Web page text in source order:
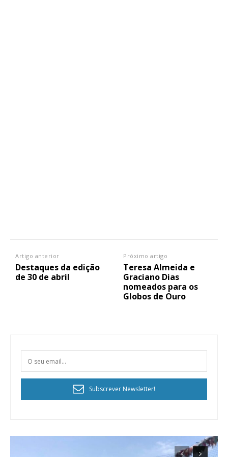
Artigo anterior
Destaques da edição
de 30 de abril
Próximo artigo
Teresa Almeida e
Graciano Dias
nomeados para os
Globos de Ouro
Subscrever Newsletter!